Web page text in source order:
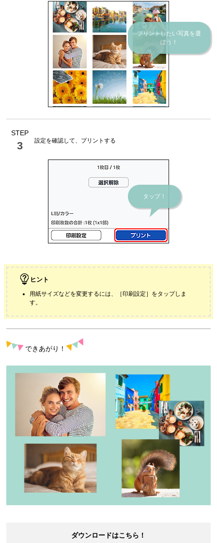
プリントしたい写真を選
ぼう！
STEP
3 設定を確認して、プリントする
タップ！
ヒント
用紙サイズなどを変更するには、［印刷設定 ］をタップしま
す。
できあがり！
ダウンロードはこちら！